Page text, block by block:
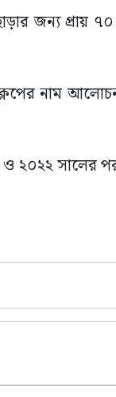
জন্য প্রায়
নাম
২০২২ সালের